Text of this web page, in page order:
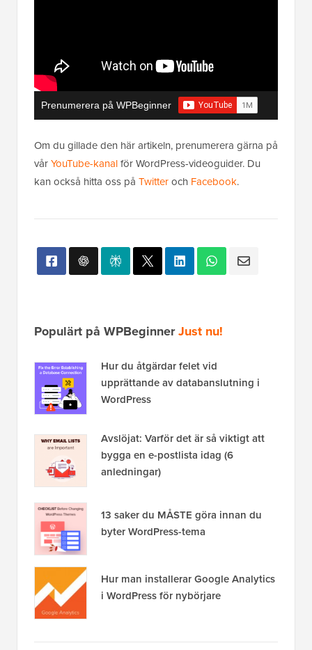
Prenumerera på WPBeginner
Om du gillade den här artikeln, prenumerera gärna på
vårYouTube-kanalför WordPress-videoguider. Du
kan också hitta oss på Twitteroch Facebook.
Populärt på WPBeginnerJust nu!
Hur du åtgärdar felet vid
upprättande av databanslutning i
WordPress
Avslöjat: Varför det är så viktigt att
bygga en e-postlista idag (6
anledningar)
13 saker du MÅSTE göra innan du
byter WordPress-tema
Hur man installerar Google Analytics
i WordPress för nybörjare